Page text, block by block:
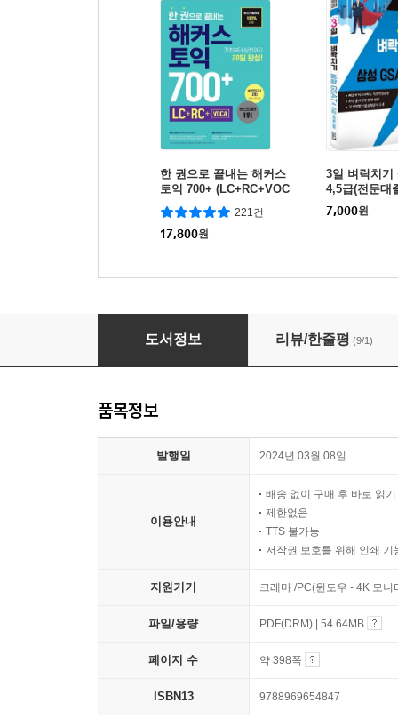
한 권으로 끝내는 해커스
토익 700+ (LC+RC+VOC
A)
221건
17,800원
3일 벼락치기
4,5급(전문대
7,000원
2024 해커스 GSAT 삼성직무적성검사 5급 고
도서정보 리뷰/한줄평 (9/1)
품목정보
발행일 2024년 03월 08일
이용안내
배송 없이 구매 후 바로 읽기
제한없음
TTS 불가능
저작권 보호를 위해 인쇄 기
지원기기 크레마 /PC(윈도우 - 4K 모
파일/용량 PDF(DRM) | 54.64MB
페이지 수 약 398쪽
ISBN13 9788969654847